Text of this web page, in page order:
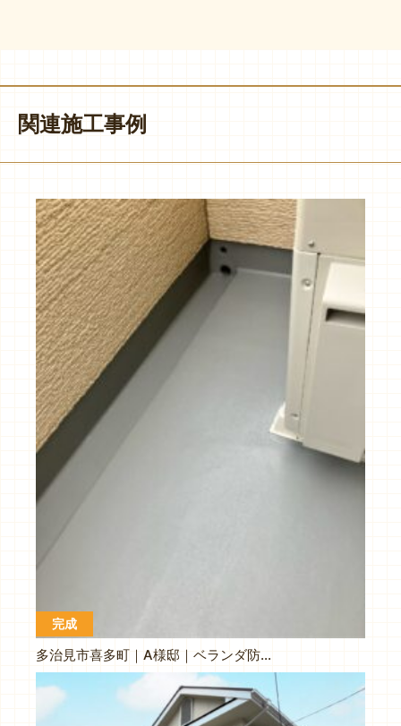
関連施工事例
完成
多治見市喜多町｜A様邸｜ベランダ防水工事